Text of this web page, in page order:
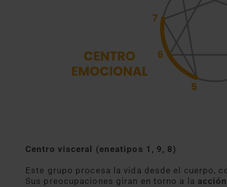
Centro visceral (eneatipos 1, 9, 8)
Este grupo procesa la vida desde el cuerpo,
Sus preocupaciones giran en torno a la